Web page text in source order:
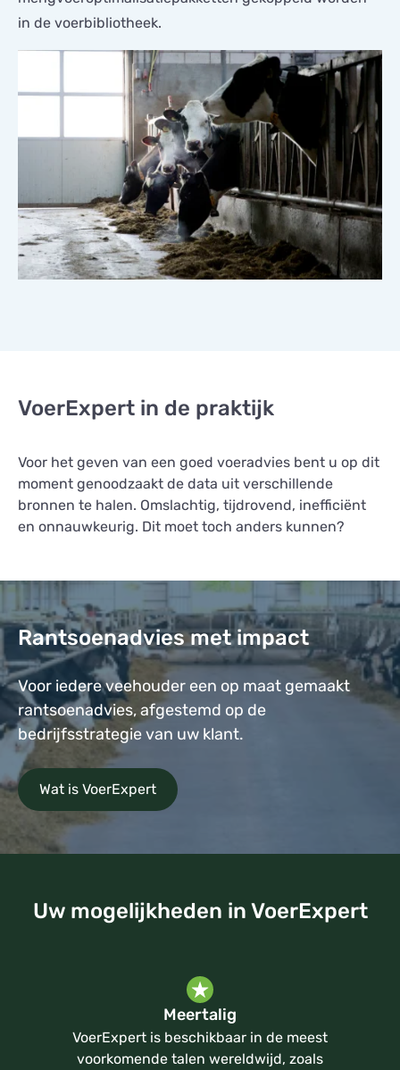
in de voerbibliotheek.
VoerExpert in de praktijk
Voor het geven van een goed voeradvies bent u op dit
moment genoodzaakt de data uit verschillende
bronnen te halen. Omslachtig, tijdrovend, inefficiënt
en onnauwkeurig. Dit moet toch anders kunnen?
Rantsoenadvies met impact
Voor iedere veehouder een op maat gemaakt
rantsoenadvies, afgestemd op de
bedrijfsstrategie van uw klant.
Wat is VoerExpert
Uw mogelijkheden in VoerExpert
Meertalig
VoerExpert is beschikbaar in de meest
voorkomende talen wereldwijd, zoals